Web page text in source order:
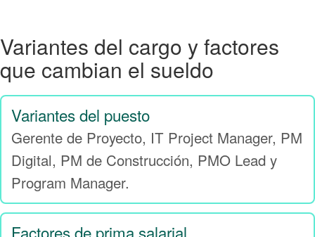
Variantes del cargo y factores
que cambian el sueldo
Variantes del puesto
Gerente de Proyecto, IT Project Manager, PM
Digital, PM de Construcción, PMO Lead y
Program Manager.
Factores de prima salarial